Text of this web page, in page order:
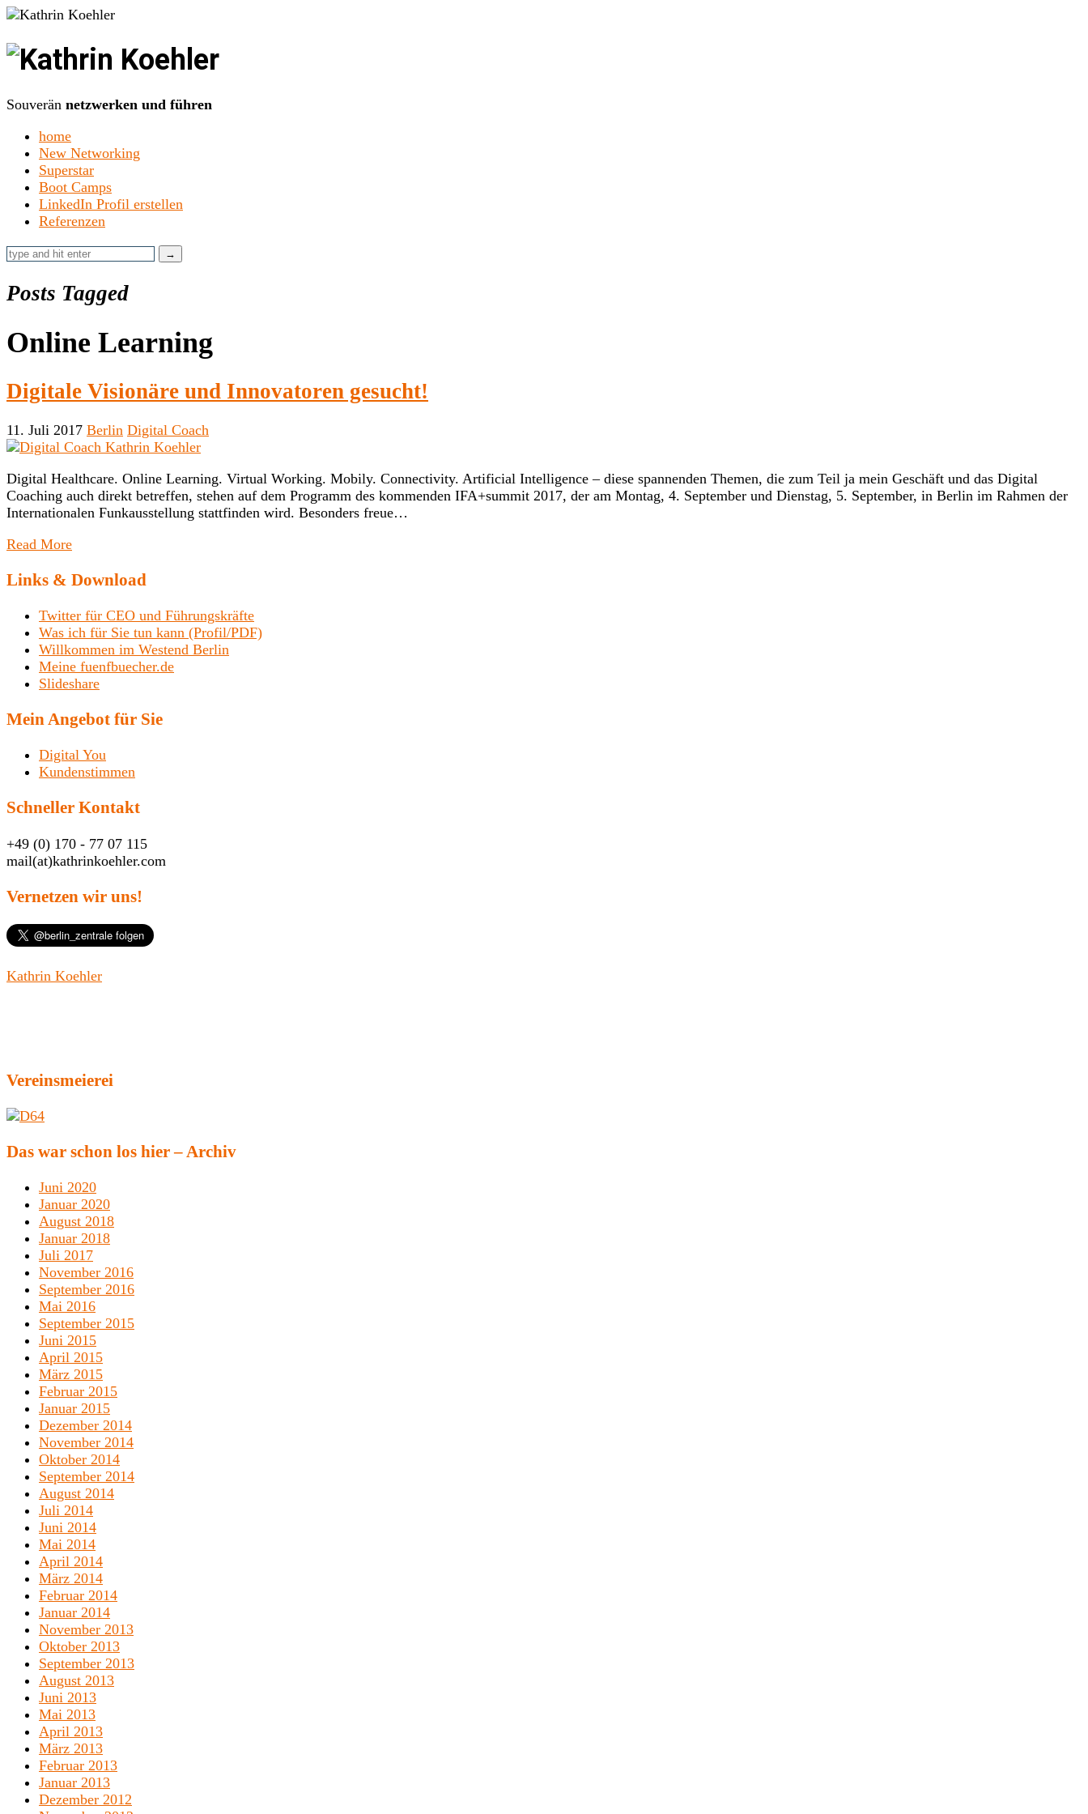
Kathrin
Koehler
Souverän netzwerken und führen
home
New Networking
Superstar
Boot Camps
LinkedIn Profil erstellen
Referenzen
Posts Tagged
Online Learning
Digitale Visionäre und Innovatoren gesucht!
11. Juli 2017 Berlin Digital Coach
Digital Healthcare. Online Learning. Virtual Working. Mobily. Connectivity. Artificial Intelligence – diese spannenden Themen, die zum Teil ja mein Geschäft und das Digital
Coaching auch direkt betreffen, stehen auf dem Programm des kommenden IFA+summit 2017, der am Montag, 4. September und Dienstag, 5. September, in Berlin im Rahmen der
Internationalen Funkausstellung stattfinden wird. Besonders freue…
Read More
Links & Download
Twitter für CEO und Führungskräfte
Was ich für Sie tun kann (Profil/PDF)
Willkommen im Westend Berlin
Meine fuenfbuecher.de
Slideshare
Mein Angebot für Sie
Digital You
Kundenstimmen
Schneller Kontakt
+49 (0) 170 - 77 07 115
mail(at)kathrinkoehler.com
Vernetzen wir uns!
Kathrin Koehler
Vereinsmeierei
Das war schon los hier – Archiv
Juni 2020
Januar 2020
August 2018
Januar 2018
Juli 2017
November 2016
September 2016
Mai 2016
September 2015
Juni 2015
April 2015
März 2015
Februar 2015
Januar 2015
Dezember 2014
November 2014
Oktober 2014
September 2014
August 2014
Juli 2014
Juni 2014
Mai 2014
April 2014
März 2014
Februar 2014
Januar 2014
November 2013
Oktober 2013
September 2013
August 2013
Juni 2013
Mai 2013
April 2013
März 2013
Februar 2013
Januar 2013
Dezember 2012